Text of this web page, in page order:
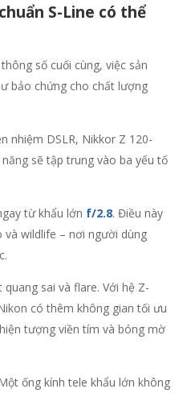
S-Line có thể
số cuối cùng, việc sản
bảo chứng cho chất lượng
nhiệm DSLR, Nikkor Z 120-
sẽ tập trung vào ba yếu tố
từ khẩu lớn f/2.8. Điều này
wildlife – nơi người dùng
sai và flare. Với hệ Z-
có thêm không gian tối ưu
tượng viền tím và bóng mờ
ống kính tele khẩu lớn không